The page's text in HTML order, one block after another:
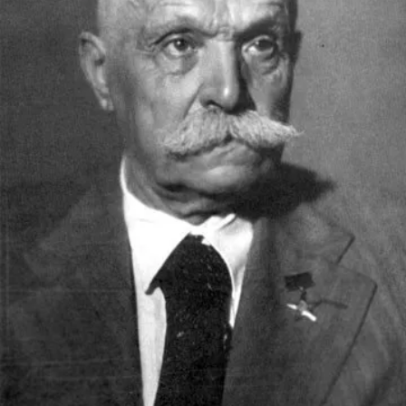
СТРУКТУРА
Президія НАН України
Апарат Президії
Секція фізико-технічних і математичних
Секція хімічних і біологічних наук
Секція суспільних і гуманітарних наук
Установи при Президії
Ради, комітети та комісії
Наукові центри МОН та НАН України
Громадські організації